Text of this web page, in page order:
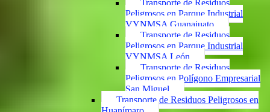
Transporte de Residuos
Peligrosos en Parque Industrial
VYNMSA Guanajuato
Transporte de Residuos
Peligrosos en Parque Industrial
VYNMSA León
Transporte de Residuos
Peligrosos en Polígono Empresarial
San Miguel
Transporte de Residuos Peligrosos en